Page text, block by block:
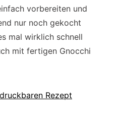
vorbereiten und
nur noch gekocht
mal wirklich schnell
mit fertigen Gnocchi
druckbaren Rezept